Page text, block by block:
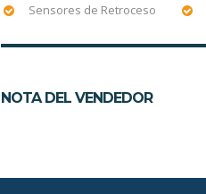
Sensores de Retroceso
NOTA DEL VENDEDOR